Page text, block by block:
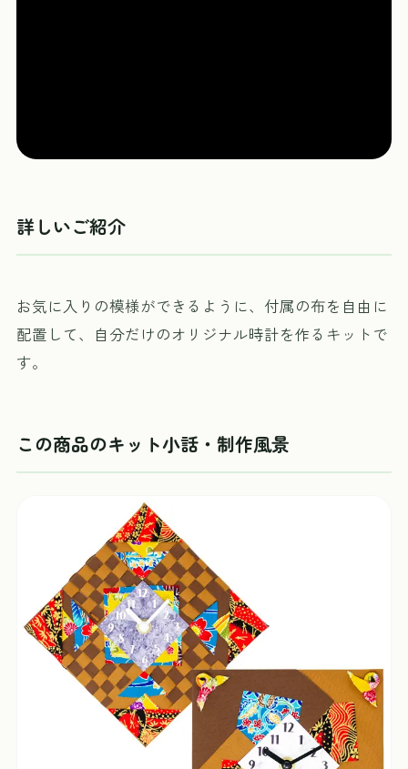
詳しいご紹介
お気に入りの模様ができるように、付属の布を自由に
配置して、自分だけのオリジナル時計を作るキットで
す。
この商品のキット小話・制作風景